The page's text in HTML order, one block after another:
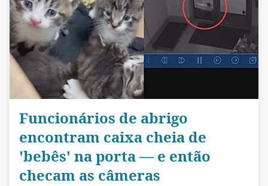
Funcionários de abrigo
encontram caixa cheia de
'bebês' na porta — e então
checam as câmeras